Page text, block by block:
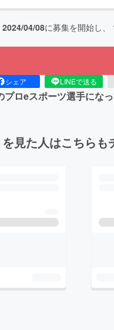
2024/04/08に募集を開始し、
シェア LINEで送る
プロeスポーツ選手にな
見た人はこちらも